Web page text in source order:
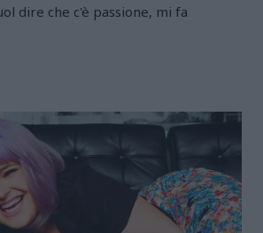
dire che c'è passione, mi fa